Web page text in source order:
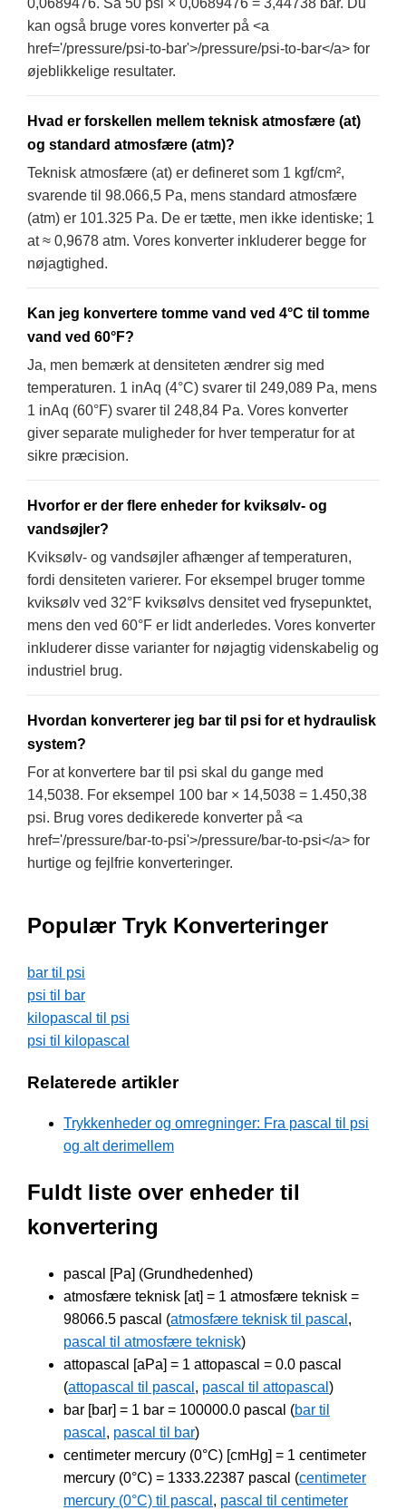
kan også bruge vores konverter på <a
href='/pressure/psi-to-bar'>/pressure/psi-to-bar</a> for
øjeblikkelige resultater.
Hvad er forskellen mellem teknisk atmosfære (at)
og standard atmosfære (atm)?
Teknisk atmosfære (at) er defineret som 1 kgf/cm²,
svarende til 98.066,5 Pa, mens standard atmosfære
(atm) er 101.325 Pa. De er tætte, men ikke identiske; 1
at ≈ 0,9678 atm. Vores konverter inkluderer begge for
nøjagtighed.
Kan jeg konvertere tomme vand ved 4°C til tomme
vand ved 60°F?
Ja, men bemærk at densiteten ændrer sig med
temperaturen. 1 inAq (4°C) svarer til 249,089 Pa, mens
1 inAq (60°F) svarer til 248,84 Pa. Vores konverter
giver separate muligheder for hver temperatur for at
sikre præcision.
Hvorfor er der flere enheder for kviksølv- og
vandsøjler?
Kviksølv- og vandsøjler afhænger af temperaturen,
fordi densiteten varierer. For eksempel bruger tomme
kviksølv ved 32°F kviksølvs densitet ved frysepunktet,
mens den ved 60°F er lidt anderledes. Vores konverter
inkluderer disse varianter for nøjagtig videnskabelig og
industriel brug.
Hvordan konverterer jeg bar til psi for et hydraulisk
system?
For at konvertere bar til psi skal du gange med
14,5038. For eksempel 100 bar × 14,5038 = 1.450,38
psi. Brug vores dedikerede konverter på <a
href='/pressure/bar-to-psi'>/pressure/bar-to-psi</a> for
hurtige og fejlfrie konverteringer.
Populær Tryk Konverteringer
bar til psi
psi til bar
kilopascal til psi
psi til kilopascal
Relaterede artikler
Trykkenheder og omregninger: Fra pascal til psi
og alt derimellem
Fuldt liste over enheder til
konvertering
pascal [Pa] (Grundhedenhed)
atmosfære teknisk [at] = 1 atmosfære teknisk =
98066.5 pascal (atmosfære teknisk til pascal ,
pascal til atmosfære teknisk)
attopascal [aPa] = 1 attopascal = 0.0 pascal
(attopascal til pascal , pascal til attopascal )
bar [bar] = 1 bar = 100000.0 pascal (bar til
pascal , pascal til bar)
centimeter mercury (0°C) [cmHg] = 1 centimeter
mercury (0°C) = 1333.22387 pascal (centimeter
mercury (0°C) til pascal , pascal til centimeter